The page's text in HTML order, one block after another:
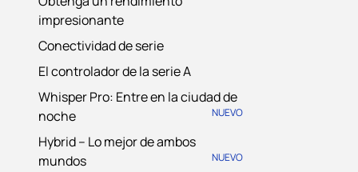
impresionante
Conectividad de serie
El controlador de la serie A
Whisper Pro: Entre en la ciudad de
noche
NUEVO
Hybrid – Lo mejor de ambos
mundos
NUEVO